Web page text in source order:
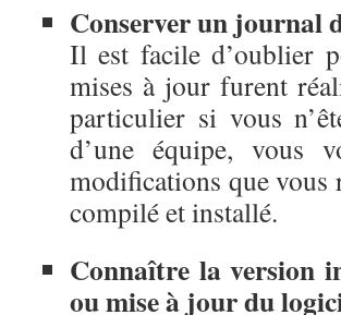
Conserver un journal
Il est facile d’oublier
mises à jour furent
particulier si vous
d’une équipe, vous
modifications que vous
compilé et installé.
Connaître la version
ou mise à jour du